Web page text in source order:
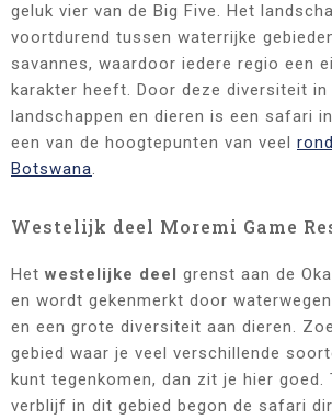
geluk vier van de Big Five. Het
voortdurend tussen waterrijke
savannes, waardoor iedere regio een
karakter heeft. Door deze diversiteit in
landschappen en dieren is een safari
een van de hoogtepunten van veel
Botswana.
Westelijk deel Moremi Game
Het westelijke deel grenst aan de
en wordt gekenmerkt door
en een grote diversiteit aan dieren.
gebied waar je veel verschillende
kunt tegenkomen, dan zit je hier goed.
verblijf in dit gebied begon de safari